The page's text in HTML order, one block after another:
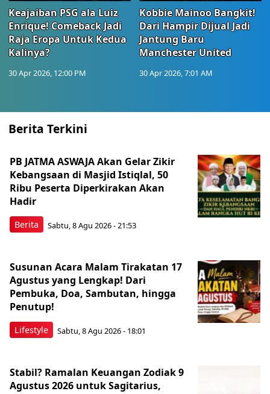
Keajaiban PSG ala Luiz
Enrique! Comeback Jadi
Raja Eropa Untuk Kedua
Kalinya?
30 Apr 2026, 12:00 PM
Kobbie Mainoo Bangkit!
Dari Hampir Dijual Jadi
Jantung Baru
Manchester United
30 Apr 2026, 7:01 AM
Berita Terkini
Berita
PB JATMA ASWAJA Akan Gelar Zikir
Kebangsaan di Masjid Istiqlal, 50
Ribu Peserta Diperkirakan Akan
Hadir
Sabtu, 8 Agu 2026 - 21:53
Lifestyle
Susunan Acara Malam Tirakatan 17
Agustus yang Lengkap! Dari
Pembuka, Doa, Sambutan, hingga
Penutup!
Sabtu, 8 Agu 2026 - 18:01
Stabil? Ramalan Keuangan Zodiak 9
Agustus 2026 untuk Sagitarius,